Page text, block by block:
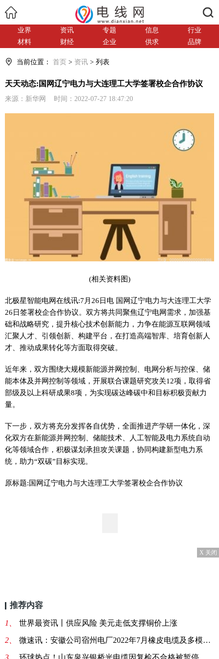
业界 资讯 专题 信息
行业
材料
财经 企业 供求 品牌
当前位置： 首页 > 资讯 > 列表
天天动态:国网辽宁电力与大连理工大学签署校企合作协议
来源：新华网 时间：2022-07-27 18:47:20
(相关资料图)
北极星智能电网在线讯:7月26日电 国网辽宁电力与大连理工大学
26日签署校企合作协议。双方将共同聚焦辽宁电网需求，加强基
础和战略研究，提升核心技术创新能力，力争在能源互联网领域
汇聚人才、引领创新、构建平台，在打造高端智库、培育创新人
才、推动成果转化等方面取得突破。
近年来，双方围绕大规模新能源并网控制、电网分析与控保、储
能本体及并网控制等领域，开展联合课题研究攻关12项，取得省
部级及以上科研成果8项，为实现碳达峰碳中和目标积极贡献力
量。
下一步，双方将充分发挥各自优势，全面推进产学研一体化，深
化双方在新能源并网控制、储能技术、人工智能及电力系统自动
化等领域合作，积极谋划承担攻关课题，协同构建新型电力系
统，助力“双碳”目标实现。
原标题:国网辽宁电力与大连理工大学签署校企合作协议
X 关闭
推荐内容
1、 世界最资讯丨供应风险 美元走低支撑铜价上涨
2、 微速讯：安徽公司宿州电厂2022年7月橡皮电缆及多模光缆询价采购
3、 环球热点！山东泉兴银桥光电缆因复检不合格被暂停中标资格6个月